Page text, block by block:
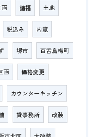
画 諸福 土地
税込み 内覧
堺市 百舌鳥梅町
画 価格変更
カウンターキッチン
貸事務所 改装